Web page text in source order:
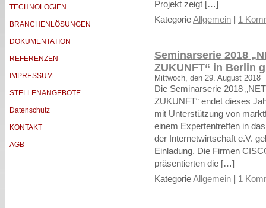
TECHNOLOGIEN
BRANCHENLÖSUNGEN
DOKUMENTATION
REFERENZEN
IMPRESSUM
STELLENANGEBOTE
Datenschutz
KONTAKT
AGB
Projekt zeigt […]
KategorieAllgemein | 1
Seminarserie 2018
ZUKUNFT“ in Berlin
Mittwoch, den 29. August 2018
Die Seminarserie 2018
ZUKUNFT“ endet dieses
mit Unterstützung von
einem Expertentreffen in
der Internetwirtschaft e.V.
Einladung. Die Firmen
präsentierten die […]
KategorieAllgemein | 1